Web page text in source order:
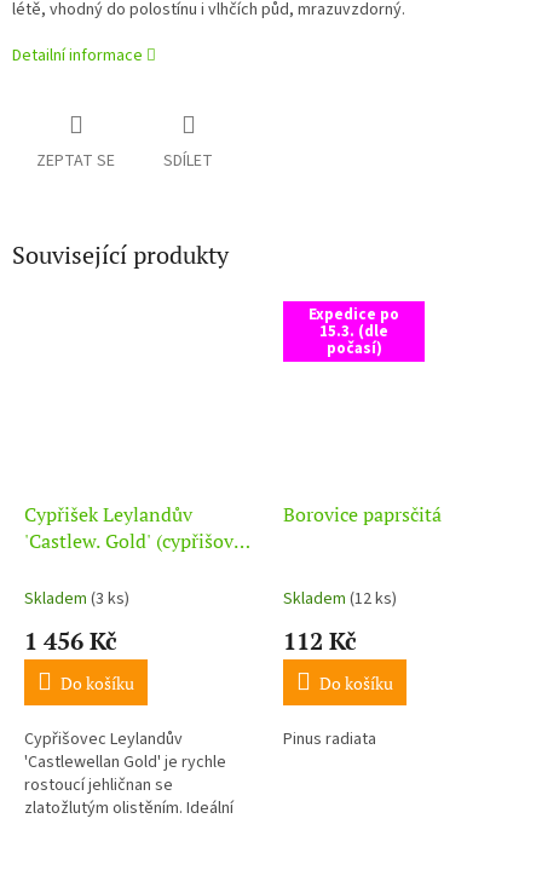
létě, vhodný do polostínu i vlhčích půd, mrazuvzdorný.
Detailní informace
ZEPTAT SE SDÍLET
Související produkty
Cypřišek Leylandův
'Castlew. Gold' (cypřišovec)
Skladem (3 ks)
1 456 Kč
Do košíku
Cypřišovec Leylandův
'Castlewellan Gold' je rychle
rostoucí jehličnan se
zlatožlutým olistěním. Ideální
Expedice po
15.3. (dle
počasí)
Borovice paprsčitá
Skladem (12 ks)
112 Kč
Do košíku
Pinus radiata